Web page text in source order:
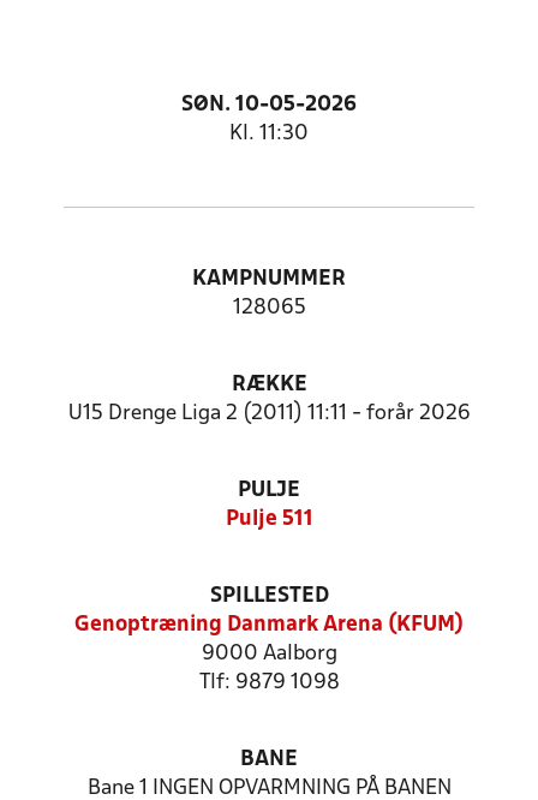
SØN. 10-05-2026
Kl. 11:30
KAMPNUMMER
128065
RÆKKE
U15 Drenge Liga 2 (2011) 11:11 - forår 2026
PULJE
Pulje 511
SPILLESTED
Genoptræning Danmark Arena (KFUM)
9000 Aalborg
Tlf: 9879 1098
BANE
Bane 1 INGEN OPVARMNING PÅ BANEN